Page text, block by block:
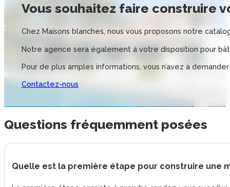
Vous souhaitez faire construire
Chez Maisons blanches, nous vous proposons notre
Notre agence sera également à votre disposition pour
Pour de plus amples informations, vous n’avez à
Contactez-nous
Questions fréquemment posées
Quelle est la première étape pour construire une